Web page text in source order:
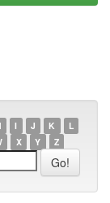
I J K
L
X Y Z